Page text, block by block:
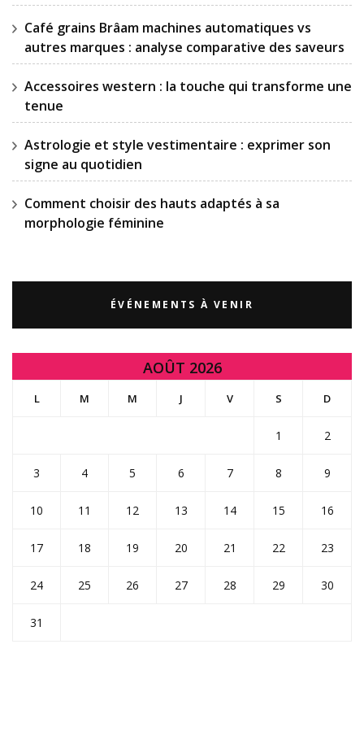
Café grains Brâam machines automatiques vs
autres marques : analyse comparative des saveurs
Accessoires western : la touche qui transforme une
tenue
Astrologie et style vestimentaire : exprimer son
signe au quotidien
Comment choisir des hauts adaptés à sa
morphologie féminine
ÉVÉNEMENTS À VENIR
AOÛT 2026
L M M J V S D
1 2
3 4 5 6 7 8 9
10 11 12 13 14 15 16
17 18 19 20 21 22 23
24 25 26 27 28 29 30
31